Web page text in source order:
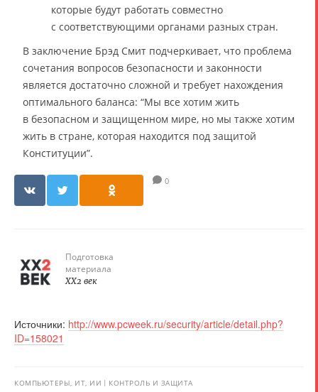
которые будут работать совместно
с соответствующими органами разных стран.
В заключение Брэд Смит подчеркивает, что проблема
сочетания вопросов безопасности и законности
является достаточно сложной и требует нахождения
оптимального баланса: “Мы все хотим жить
в безопасном и защищенном мире, но мы также хотим
жить в стране, которая находится под защитой
Конституции”.
0
Подготовка
материала
XX2 век
Источники: http://www.pcweek.ru/security/article/detail.php?
ID=158021
КОМПЬЮТЕРЫ, ИТ, ИИ КОНТРОЛЬ И ЗАЩИТА